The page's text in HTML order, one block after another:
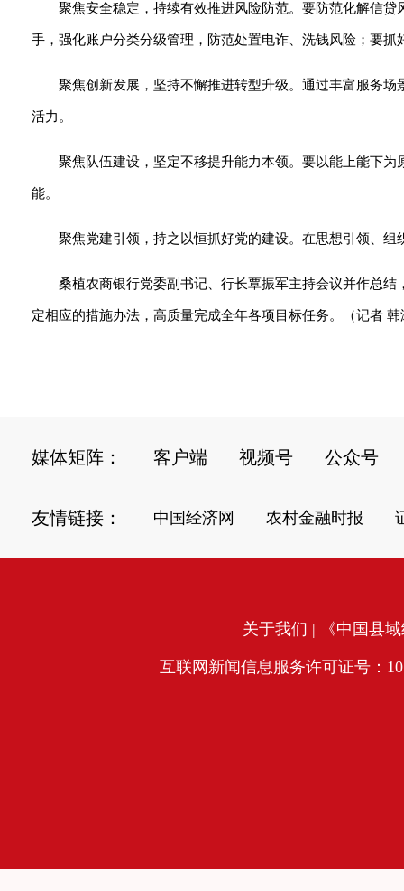
聚焦安全稳定，持续有效推进风险防范。要防范化解信
手，强化账户分类分级管理，防范处置电诈、洗钱风险；要抓
聚焦创新发展，坚持不懈推进转型升级。通过丰富服务
活力。
聚焦队伍建设，坚定不移提升能力本领。要以能上能下
能。
聚焦党建引领，持之以恒抓好党的建设。在思想引领、
桑植农商银行党委副书记、行长覃振军主持会议并作总
定相应的措施办法，高质量完成全年各项目标任务。（记者
媒体矩阵： 客户端 视频号 公众号
友情链接： 中国经济网 农村金融时报
关于我们 | 《中国县
互联网新闻信息服务许可证号：